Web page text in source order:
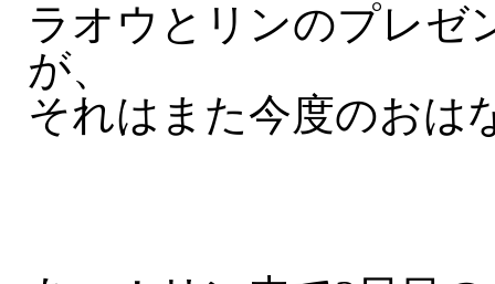
ラオウとリンのプレゼ
が、
それはまた今度のおは